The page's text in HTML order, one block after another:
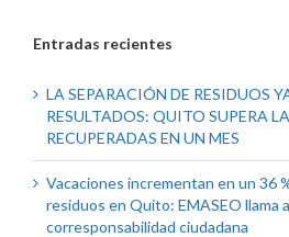
Entradas recientes
LA SEPARACIÓN DE RESIDUOS
RESULTADOS: QUITO SUPERA
RECUPERADAS EN UN MES
Vacaciones incrementan en un 36
residuos en Quito: EMASEO llama
corresponsabilidad ciudadana